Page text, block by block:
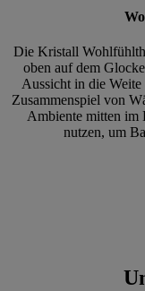
Die Kristall
oben auf dem
Aussicht in die
Zusammenspiel von
Ambiente mitten im
nutzen, um